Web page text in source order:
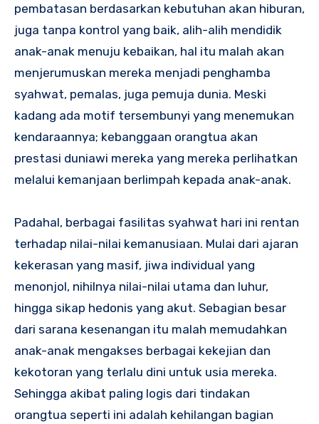
pembatasan berdasarkan kebutuhan akan hiburan,
juga tanpa kontrol yang baik, alih-alih mendidik
anak-anak menuju kebaikan, hal itu malah akan
menjerumuskan mereka menjadi penghamba
syahwat, pemalas, juga pemuja dunia. Meski
kadang ada motif tersembunyi yang menemukan
kendaraannya; kebanggaan orangtua akan
prestasi duniawi mereka yang mereka perlihatkan
melalui kemanjaan berlimpah kepada anak-anak.
Padahal, berbagai fasilitas syahwat hari ini rentan
terhadap nilai-nilai kemanusiaan. Mulai dari ajaran
kekerasan yang masif, jiwa individual yang
menonjol, nihilnya nilai-nilai utama dan luhur,
hingga sikap hedonis yang akut. Sebagian besar
dari sarana kesenangan itu malah memudahkan
anak-anak mengakses berbagai kekejian dan
kekotoran yang terlalu dini untuk usia mereka.
Sehingga akibat paling logis dari tindakan
orangtua seperti ini adalah kehilangan bagian